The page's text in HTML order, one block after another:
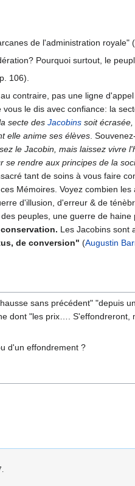
de l'administration royale" (
Pourquoi surtout, le
106).
contraire, pas une ligne
le dis avec confiance: la
secte des Jacobins soit
elle anime ses élèves.
le Jacobin, mais laissez
se rendre aux principes de la
tant de soins à vous faire
Mémoires. Voyez combien
d'illusion, d'erreur & de
peuples, une guerre de
Les Jacobins sont
de conversion" (Augustin
sans précédent" "depuis
dont "les prix….
d'un effondrement ?